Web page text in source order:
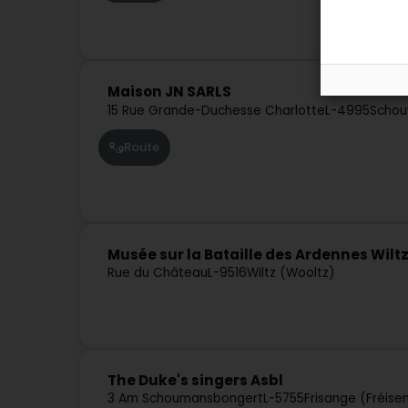
Maison JN SARLS
15 Rue Grande-Duchesse CharlotteL-4995
Route
Musée sur la Bataille des Ardennes Wiltz
Rue du ChâteauL-9516Wiltz (Wooltz)
The Duke's singers Asbl
3 Am SchoumansbongertL-5755Frisange